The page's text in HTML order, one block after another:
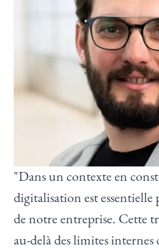
"Dans un contexte en
digitalisation est essentielle
de notre entreprise. Cette
au-delà des limites